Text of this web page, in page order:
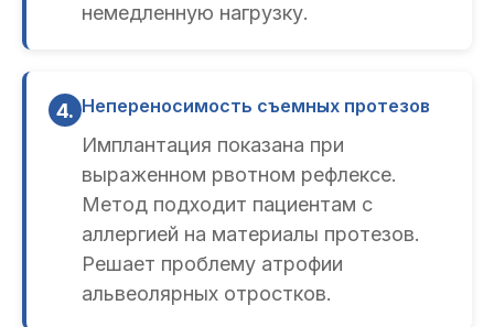
немедленную нагрузку.
4. Непереносимость съемных протезов
Имплантация показана при
выраженном рвотном рефлексе.
Метод подходит пациентам с
аллергией на материалы протезов.
Решает проблему атрофии
альвеолярных отростков.